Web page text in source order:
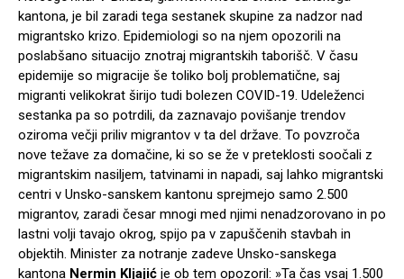
kantona, je bil zaradi tega sestanek skupine za nadzor nad
migrantsko krizo. Epidemiologi so na njem opozorili na
poslabšano situacijo znotraj migrantskih taborišč. V času
epidemije so migracije še toliko bolj problematične, saj
migranti velikokrat širijo tudi bolezen COVID-19. Udeleženci
sestanka pa so potrdili, da zaznavajo povišanje trendov
oziroma večji priliv migrantov v ta del države. To povzroča
nove težave za domačine, ki so se že v preteklosti soočali z
migrantskim nasiljem, tatvinami in napadi, saj lahko migrantski
centri v Unsko-sanskem kantonu sprejmejo samo 2.500
migrantov, zaradi česar mnogi med njimi nenadzorovano in po
lastni volji tavajo okrog, spijo pa v zapuščenih stavbah in
objektih. Minister za notranje zadeve Unsko-sanskega
kantona Nermin Kljajić je ob tem opozoril: »Ta čas vsaj 1.500